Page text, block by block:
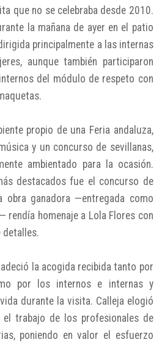
que no se celebraba desde 2010.
la mañana de ayer en el patio
principalmente a las internas
aunque también participaron
del módulo de respeto con
propio de una Feria andaluza,
y un concurso de sevillanas,
ambientado para la ocasión.
destacados fue el concurso de
obra ganadora —entregada como
rendía homenaje a Lola Flores con
detalles.
la acogida recibida tanto por
por los internos e internas y
durante la visita. Calleja elogió
el trabajo de los profesionales de
poniendo en valor el esfuerzo